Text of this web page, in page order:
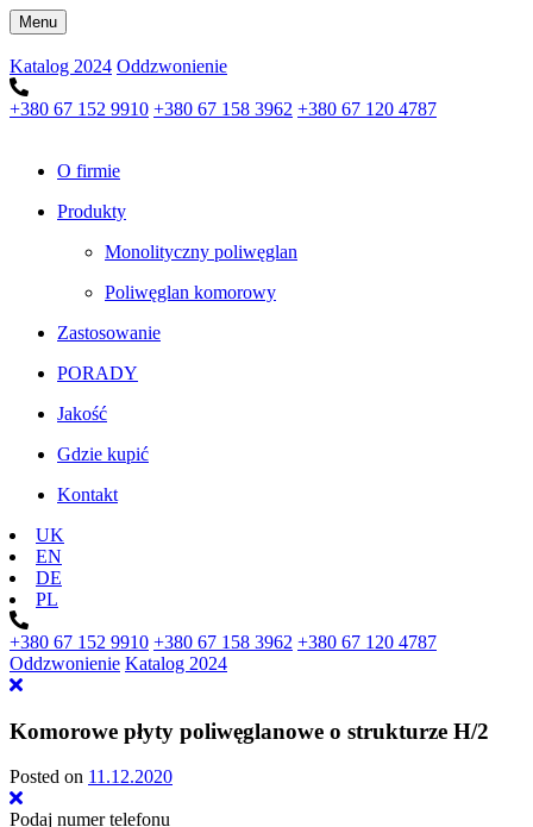
Menu
Katalog 2024 Oddzwonienie
+380 67 152 9910 +380 67 158 3962 +380 67 120 4787
O firmie
Produkty
Monolityczny poliwęglan
Poliwęglan komorowy
Zastosowanie
PORADY
Jakość
Gdzie kupić
Kontakt
UK
EN
DE
PL
+380 67 152 9910 +380 67 158 3962 +380 67 120 4787
Oddzwonienie Katalog 2024
Komorowe płyty poliwęglanowe o strukturze H/2
Posted on 11.12.2020
Podaj numer telefonu